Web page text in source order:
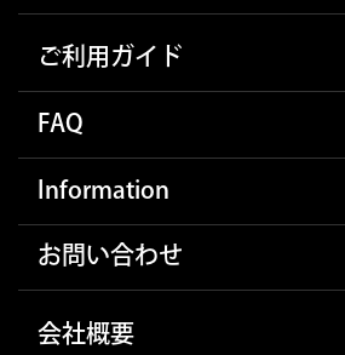
ご利用ガイド
FAQ
Information
お問い合わせ
会社概要